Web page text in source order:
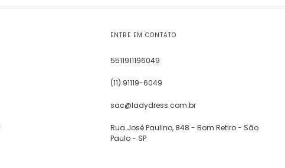
ENTRE EM CONTATO
5511911196049
(11) 91119-6049
sac@ladydress.com.br
Rua José Paulino, 848 - Bom Retiro - São
Paulo - SP